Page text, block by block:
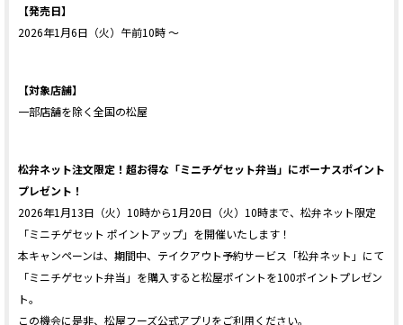
【発売日】
2026年1月6日（火）午前10時 ～
【対象店舗】
一部店舗を除く全国の松屋
松弁ネット注文限定！超お得な「ミニチゲセット弁当」にボーナスポイント
プレゼント！
2026年1月13日（火）10時から1月20日（火）10時まで、松弁ネット限定
「ミニチゲセット ポイントアップ」を開催いたします！
本キャンペーンは、期間中、テイクアウト予約サービス「松弁ネット」にて
「ミニチゲセット弁当」を購入すると松屋ポイントを100ポイントプレゼン
ト。
この機会に是非、松屋フーズ公式アプリをご利用ください。